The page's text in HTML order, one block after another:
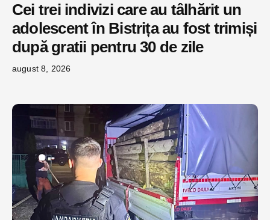
Cei trei indivizi care au tâlhărit un
adolescent în Bistrița au fost trimiși
după gratii pentru 30 de zile
august 8, 2026